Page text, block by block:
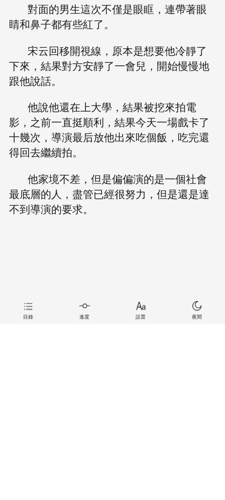
對面的男生這次不僅是眼眶，連帶著眼
睛和鼻子都有些紅了。
宋云回移開視線，原本是想要他冷靜了
下來，結果對方安靜了一會兒，開始慢慢地
跟他說話。
他說他還在上大學，結果被挖來拍電
影，之前一直挺順利，結果今天一場戲卡了
十幾次，導演最后放他出來吃個飯，吃完還
得回去繼續拍。
他家境不差，但是偏偏演的是一個社會
最底層的人，盡管已經很努力，但是還是達
不到導演的要求。
目錄 進度 設置 夜間